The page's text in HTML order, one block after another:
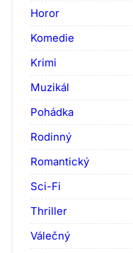
Horor
Komedie
Krimi
Muzikál
Pohádka
Rodinný
Romantický
Sci-Fi
Thriller
Válečný